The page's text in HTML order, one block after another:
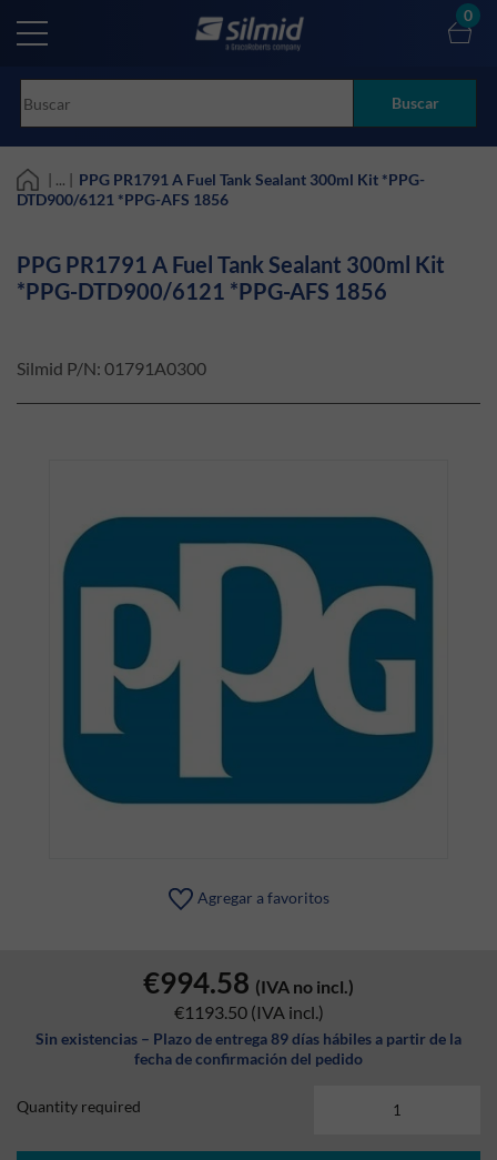
main
Buscar
0
| ... | PPG PR1791 A Fuel Tank Sealant 300ml Kit *PPG-
DTD900/6121 *PPG-AFS 1856
PPG PR1791 A Fuel Tank Sealant 300ml Kit
*PPG-DTD900/6121 *PPG-AFS 1856
Silmid P/N: 01791A0300
Agregar a favoritos
€994.58 (IVA no incl.)
€1193.50 (IVA incl.)
Sin existencias – Plazo de entrega 89 días hábiles a partir de la
fecha de confirmación del pedido
Quantity required